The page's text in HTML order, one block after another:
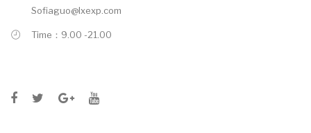
Sofiaguo@lxexp.com
Time：9.00 -21.00